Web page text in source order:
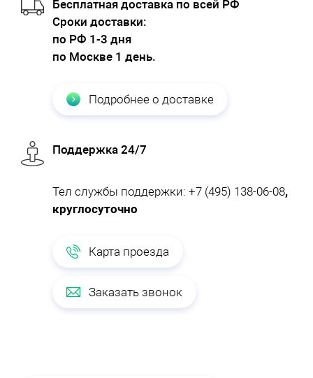
Бесплатная доставка по всей РФ
Cроки доставки:
по РФ 1-3 дня
по Москве 1 день.
Подробнее о доставке
Поддержка 24/7
Тел службы поддержки: +7 (495) 138-06-08,
круглосуточно
Карта проезда
Заказать звонок